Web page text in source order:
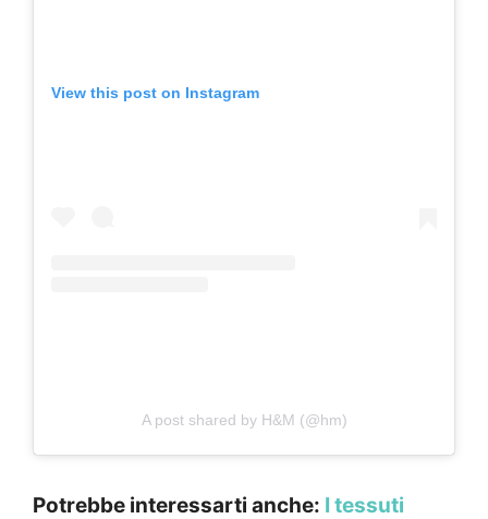
View this post on Instagram
A post shared by H&M (@hm)
Potrebbe interessarti anche: I tessuti